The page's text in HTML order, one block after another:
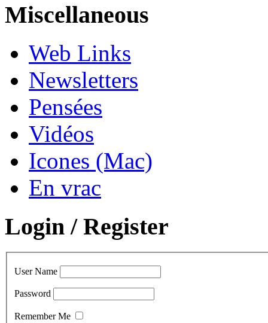
Miscellaneous
Web Links
Newsletters
Pensées
Vidéos
Icones (Mac)
En vrac
Login / Register
User Name
Password
Remember Me